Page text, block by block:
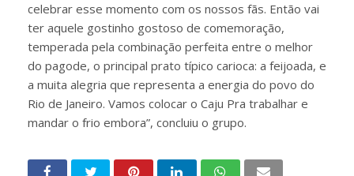
celebrar esse momento com os nossos fãs. Então vai
ter aquele gostinho gostoso de comemoração,
temperada pela combinação perfeita entre o melhor
do pagode, o principal prato típico carioca: a feijoada, e
a muita alegria que representa a energia do povo do
Rio de Janeiro. Vamos colocar o Caju Pra trabalhar e
mandar o frio embora”, concluiu o grupo.